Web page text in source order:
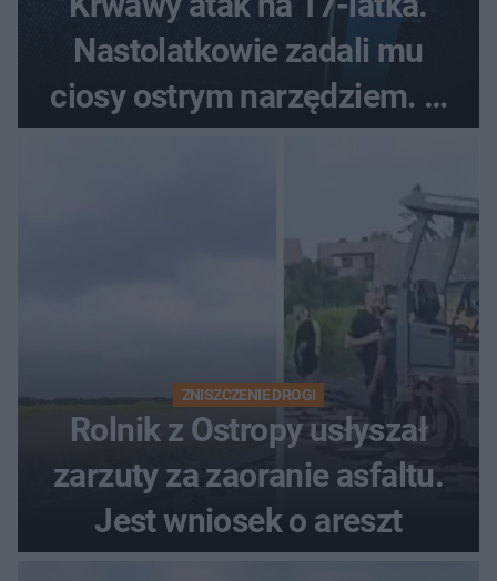
Nastolatkowie zadali mu
ciosy ostrym narzędziem. O
ZNISZCZENIE DROGI
Rolnik z Ostropy usłyszał
zarzuty za zaoranie asfaltu.
Jest wniosek o areszt